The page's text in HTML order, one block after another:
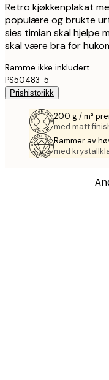
Retro kjøkkenplakat
populære og brukte
sies timian skal hjelpe
skal være bra for
Ramme ikke inkludert.
PS50483-5
Prishistorikk
200 g / m²
med matt
Rammer av
med